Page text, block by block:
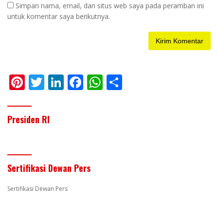
Simpan nama, email, dan situs web saya pada peramban ini
untuk komentar saya berikutnya.
Pi
er
e
T
itt
er
Li F
k
W
Presiden RI
Sertifikasi Dewan Pers
Sertifikasi Dewan Pers